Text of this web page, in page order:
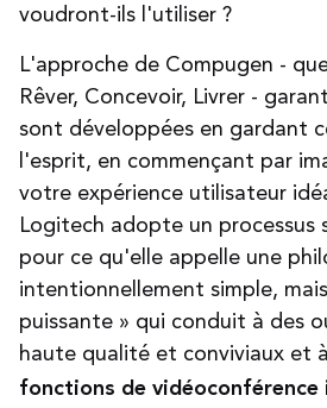
voudront-ils l'utiliser ?
L'approche de Compugen -
Rêver, Concevoir, Livrer -
sont développées en gardant
l'esprit, en commençant par
votre expérience utilisateur
Logitech adopte un processus
pour ce qu'elle appelle une
intentionnellement simple,
puissante » qui conduit à des
haute qualité et conviviaux et
fonctions de vidéoconférence